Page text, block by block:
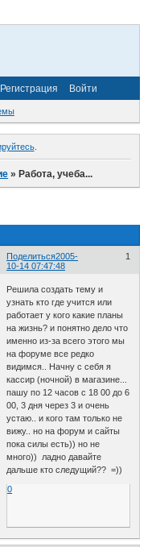
Регистрация Войти
.
»Работа, учеба...
Поделиться 1
2005-
10-14 07:47:48
Решила создать тему и
узнать кто где учится или
работает у кого какие планы
на жизнь? и понятно дело что
именно из-за всего этого мы
на форуме все редко
видимся.. Начну с себя я
кассир (ночной) в магазине...
пашу по 12 часов с 18 00 до 6
00, 3 дня через 3 и очень
устаю.. и кого там только не
вижу.. но на форум и сайты
пока силы есть)) но не
много)) ладно давайте
дальше кто следущий?? =))
0